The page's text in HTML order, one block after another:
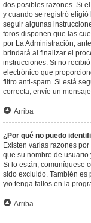
dos posibles razones. Si
y cuando se registró eligió
seguir algunas
foros disponen que las
por La Administración,
brindará al finalizar el
instrucciones. Si no
electrónico que
filtro anti-spam. Si está
correcta, envíe un
Arriba
¿Por qué no puedo
Existen varias razones
que su nombre de
Si lo están, comuníquese
sido excluido. También es
y/o tenga fallos en la
Arriba